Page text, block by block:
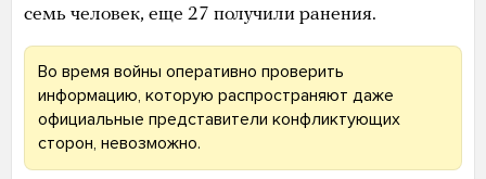
семь человек, еще 27 получили ранения.
Во время войны оперативно проверить
информацию, которую распространяют даже
официальные представители конфликтующих
сторон, невозможно.